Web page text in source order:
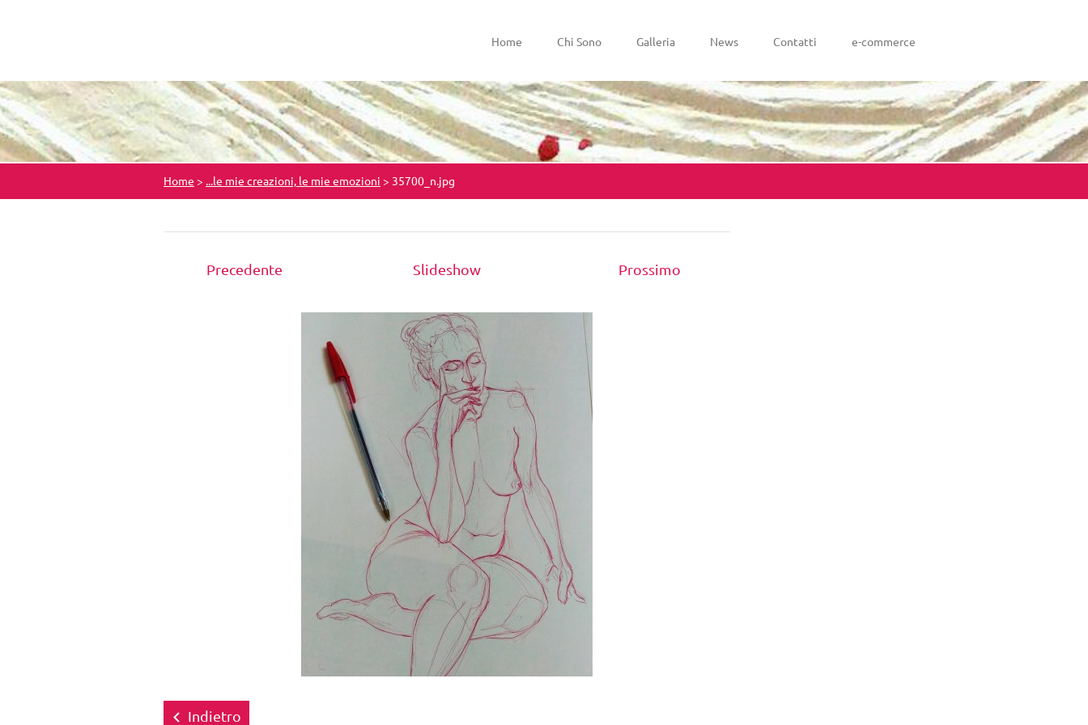
Home Chi Sono Galleria News Contatti e-commerce
Home > ...le mie creazioni, le mie emozioni > 35700_n.jpg
Precedente Slideshow Prossimo
Indietro